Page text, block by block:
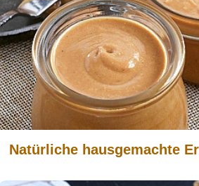
Natürliche hausgemachte